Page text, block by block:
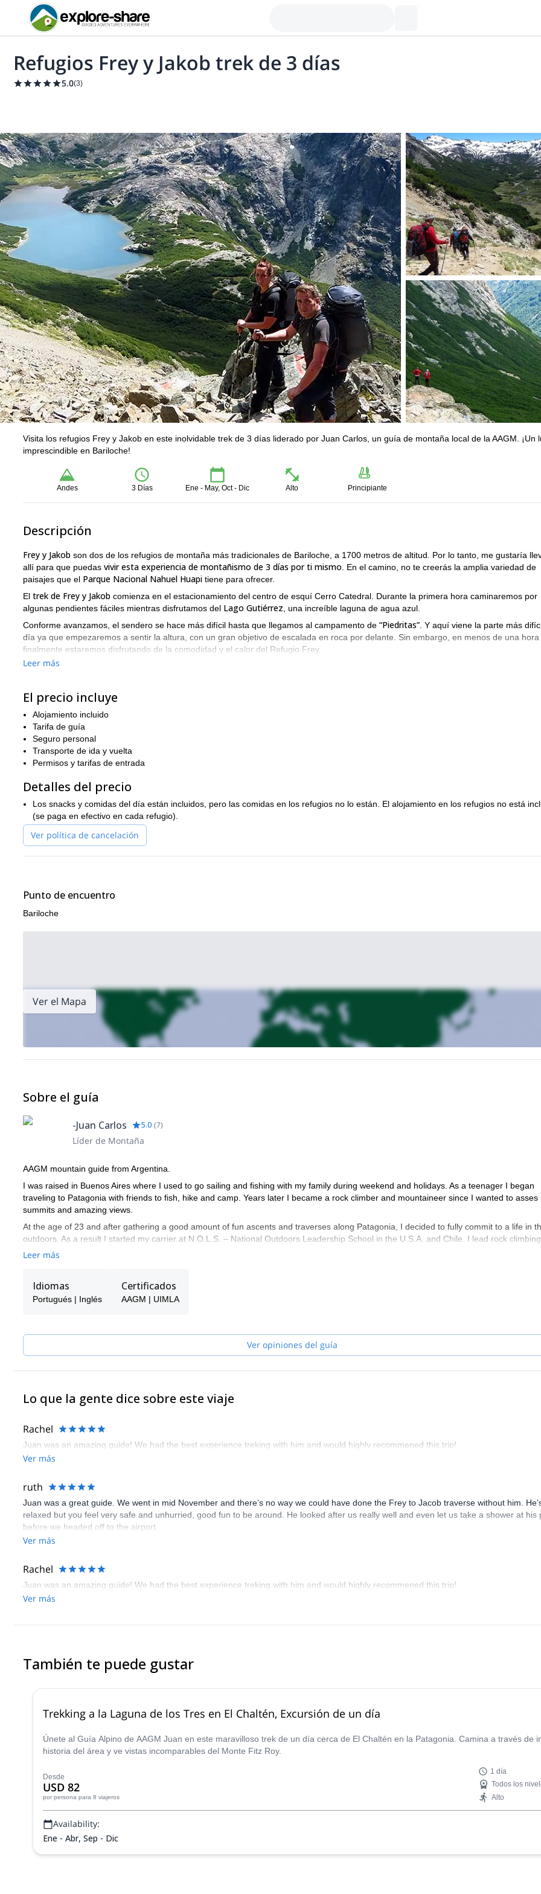
Refugios Frey y Jakob trek de 3 días
5.0(3)
Visita los refugios Frey y Jakob en este inolvidable trek de 3 días liderado por Juan Carlos, un guía de montaña local de la AAGM. ¡Un
imprescindible en Bariloche!
Andes 3 Días Ene - May, Oct - Dic Alto Principiante
Descripción
Frey y Jakob son dos de los refugios de montaña más tradicionales de Bariloche, a 1700 metros de altitud. Por lo tanto, me gustaría
allí para que puedas vivir esta experiencia de montañismo de 3 días por ti mismo . En el camino, no te creerás la amplia variedad de
paisajes que el Parque Nacional Nahuel Huapi tiene para ofrecer.
El trek de Frey y Jakob comienza en el estacionamiento del centro de esquí Cerro Catedral. Durante la primera hora caminaremos por
algunas pendientes fáciles mientras disfrutamos del Lago Gutiérrez , una increíble laguna de agua azul.
Conforme avanzamos, el sendero se hace más difícil hasta que llegamos al campamento de “Piedritas” . Y aquí viene la parte más
día ya que empezaremos a sentir la altura, con un gran objetivo de escalada en roca por delante. Sin embargo, en menos de una hora
finalmente estaremos disfrutando de la comodidad y el calor del Refugio Frey.
En nuestro segundo día caminaremos en dirección noroeste para subir hasta la
Llegar allí requiere algunos conocimientos técnicos debido al suelo arenoso. Por supuesto, una comida caliente rodeada por el paisaje
perfecto a través de la ventana del refugio, te estará esperando.
El día siguiente, tendrás la opción de visitar el valle y hacer una caminata hasta la
verticales alrededor. Luego, continuaremos hacia el
empinado durante la primera hora, luego se convierte en uno más fácil. Finalmente, estaremos en la ciudad de Bariloche nuevamente.
Cerro Lopez. Esta parte del viaje será más desafiante pero los paisajes bien lo valen.
Otra opción es combinar el trek de Frey-Jakob conun ataque cumbre al Cerro Capillao cualquier otra montaña.
Estaré aquí esperando tu SÍ a esta fantástica experiencia a través de los refugios clásicos de la región. Contáctame y reserva tu
¡El viaje de Frey y Jakob es imprescindible si vienes a Bariloche!
Leer más
El precio incluye
Alojamiento incluido
Tarifa de guía
Seguro personal
Transporte de ida y vuelta
Permisos y tarifas de entrada
Detalles del precio
Los snacks y comidas del día están incluidos, pero las comidas en los refugios no lo están. El alojamiento en los refugios no está
(se paga en efectivo en cada refugio).
Ver política de cancelación
Punto de encuentro
Bariloche
Ver el Mapa
Sobre el guía
-Juan Carlos 5.0 (7)
Líder de Montaña
AAGM mountain guide from Argentina.
I was raised in Buenos Aires where I used to go sailing and fishing with my family during weekend and holidays. As a teenager I began
traveling to Patagonia with friends to fish, hike and camp. Years later I became a rock climber and mountaineer since I wanted to asses
summits and amazing views.
At the age of 23 and after gathering a good amount of fun ascents and traverses along Patagonia, I decided to fully commit to a life in
outdoors. As a result I started my carrier at N.O.L.S. – National Outdoors Leadership School in the U.S.A. and Chile. I lead rock
mountaineering trips in Wyoming, Utah, Idaho, Alaska and in Aysen (Chilean Patagonia) for nine years.
guiding and service which were good to experience and helped me grow in this profession. Now I am able to mix my background on
education with the guiding world and create unique experiences for active travelers.
Outdoor Certifications:
• N.O.L.S. Senior Instructor • A.A.G.M. Mountain Guide • W.F.R. First Aid Certified • L.N.T. Leave No Trace Master Educator • AV 1 Level
Leer más
Idiomas
Portugués | Inglés
Certificados
AAGM | UIMLA
Ver opiniones del guía
Lo que la gente dice sobre este viaje
Rachel
Juan was an amazing guide! We had the best experience treking with him and would highly recommened this trip!
Ver más
ruth
Juan was a great guide. We went in mid November and there’s no way we could have done the Frey to Jacob traverse without him.
relaxed but you feel very safe and unhurried, good fun to be around. He looked after us really well and even let us take a shower at his
before we headed off to the airport.
Ver más
Rachel
Juan was an amazing guide! We had the best experience treking with him and would highly recommened this trip!
Ver más
También te puede gustar
Trekking a la Laguna de los Tres en El Chaltén, Excursión de un día
Únete al Guía Alpino de AAGM Juan en este maravilloso trek de un día cerca de El Chaltén en la Patagonia. Camina a través
historia del área y ve vistas incomparables del Monte Fitz Roy.
Desde
USD 82
por persona para 8 viajeros
1 día
Todos los
Alto
Availability:
Ene - Abr, Sep - Dic